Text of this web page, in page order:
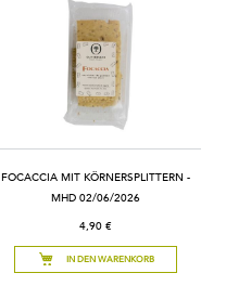
FOCACCIA MIT KÖRNERSPLITTERN -
MHD 02/06/2026
4,90 €
IN DEN WARENKORB